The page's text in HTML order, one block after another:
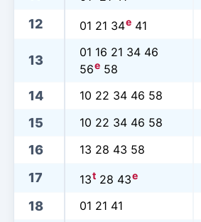
12 01 21 34e 41
13
01 16 21 34 46
56e 58
14 10 22 34 46 58
15 10 22 34 46 58
16 13 28 43 58
17 13t 28 43e
18 01 21 41